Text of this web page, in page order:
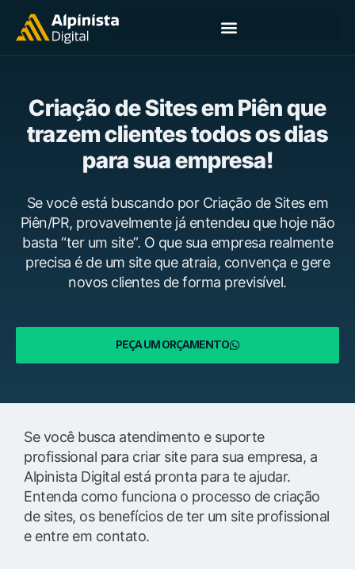
Criação de Sites em Piên que
trazem clientes todos os dias
para sua empresa!
Se você está buscando por Criação de Sites em
Piên/PR, provavelmente já entendeu que hoje não
basta “ter um site”. O que sua empresa realmente
precisa é de um site que atraia, convença e gere
novos clientes de forma previsível.
PEÇA UM ORÇAMENTO
Se você busca atendimento e suporte
profissional para criar site para sua empresa, a
Alpinista Digital está pronta para te ajudar.
Entenda como funciona o processo de criação
de sites, os benefícios de ter um site profissional
e entre em contato.